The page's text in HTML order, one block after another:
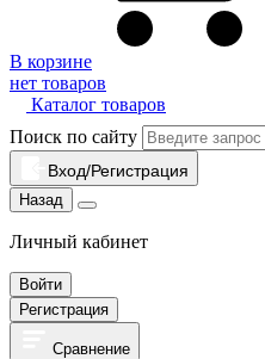
В корзине
нет товаров
Каталог товаров
Поиск по сайту
Вход/Регистрация
Назад
Личный кабинет
Войти
Регистрация
Сравнение